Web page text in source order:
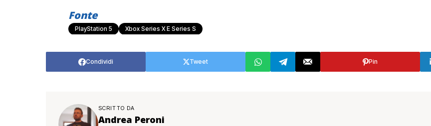
Fonte
PlayStation 5 Xbox Series X E Series S
Condividi Tweet Pin
SCRITTO DA
Andrea Peroni